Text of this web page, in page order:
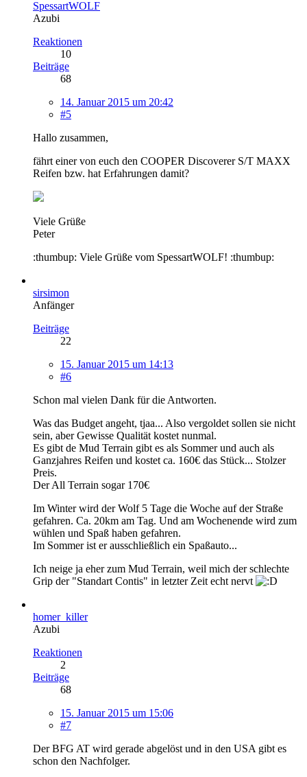
SpessartWOLF
Azubi
Reaktionen
10
Beiträge
68
14. Januar 2015 um 20:42
#5
Hallo zusammen,
fährt einer von euch den COOPER Discoverer S/T MAXX
Reifen bzw. hat Erfahrungen damit?
Viele Grüße
Peter
:thumbup: Viele Grüße vom SpessartWOLF! :thumbup:
sirsimon
Anfänger
Beiträge
22
15. Januar 2015 um 14:13
#6
Schon mal vielen Dank für die Antworten.
Was das Budget angeht, tjaa... Also vergoldet sollen sie nicht
sein, aber Gewisse Qualität kostet nunmal.
Es gibt de Mud Terrain gibt es als Sommer und auch als
Ganzjahres Reifen und kostet ca. 160€ das Stück... Stolzer
Preis.
Der All Terrain sogar 170€
Im Winter wird der Wolf 5 Tage die Woche auf der Straße
gefahren. Ca. 20km am Tag. Und am Wochenende wird zum
wühlen und Spaß haben gefahren.
Im Sommer ist er ausschließlich ein Spaßauto...
Ich neige ja eher zum Mud Terrain, weil mich der schlechte
Grip der "Standart Contis" in letzter Zeit echt nervt
homer_killer
Azubi
Reaktionen
2
Beiträge
68
15. Januar 2015 um 15:06
#7
Der BFG AT wird gerade abgelöst und in den USA gibt es
schon den Nachfolger.